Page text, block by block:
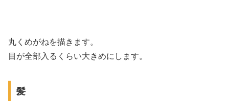
丸くめがねを描きます。
目が全部入るくらい大きめにします。
髪